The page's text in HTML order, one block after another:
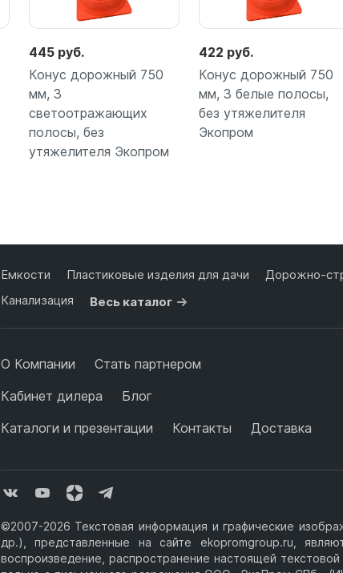
Подробнее
445 руб.
Конус дорожный 750
мм, 3
светоотражающих
полосы, без
утяжелителя Экопром
422 руб.
Конус дорожный 750
мм, 3 белые полосы,
без утяжелителя
Экопром
Емкости Пластиковые изделия для дачи Дорожно-
Канализация
Весь каталог
О Компании
Стать партнером
Кабинет дилера
Блог
Каталоги и презентации
Контакты Доставка
©2007-2026 Текстовая информация и графические
др.), представленные на сайте ekopromgroup.ru,
воспроизведение, распространение настоящей